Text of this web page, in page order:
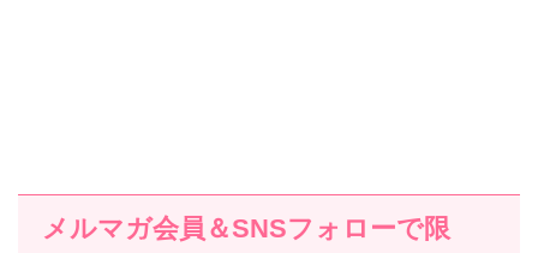
メルマガ会員＆SNSフォローで限